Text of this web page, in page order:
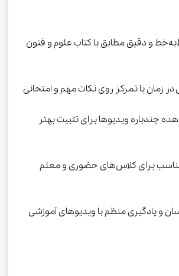
آموزش خط‌به‌خط و دقیق مطابق با کتاب علوم و فنون
چندباره ویدیوها برای تثبیت بهتر
جایگزین مناسب برای کلاس‌های حضوری و معلم
و یادگیری منظم با ویدیوهای آموزشی